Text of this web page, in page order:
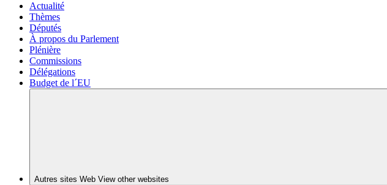
Actualité
Thèmes
Députés
À propos du Parlement
Plénière
Commissions
Délégations
Budget de l´EU
Autres sites Web View other websites